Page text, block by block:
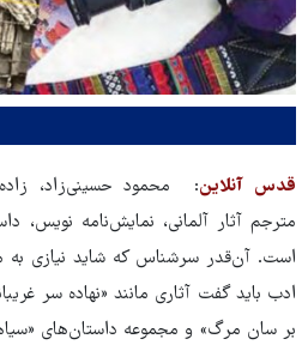
قدس آنلاین
مترجم آثار آلمانی، نمایش‌نامه نویس،
است. آن‌قدر سرشناس که شاید نیازی به
ادب باید گفت آثاری مانند «نهاده سر
بر سان مرگ» و مجموعه داستان‌های